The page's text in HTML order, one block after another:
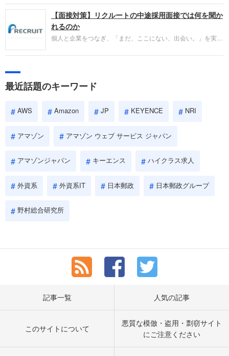
パーソンが利用する企業口コミサイト「キャリコ
ネ」の転職エージェントがお勧めするイチオシ企業
IBMです。採用面接対策の企業研究にご活用くださ
い。
【面接対策】リクルートの中途採用面接では何を聞か
れるのか
個人と企業をつなぎ、「まだ、ここにない、出会い。」を実現
やこれまでの成果を具体的に問われるほか、「人間性」も評価
しょう。
最近話題のキーワード
AWS Amazon JP KEYENCE NRI
アマゾン アマゾン ウェブ サービス ジャパン
アマゾンジャパン キーエンス ハイクラス求人
外資系 外資系IT 日本郵政 日本郵政グループ
野村総合研究所
記事一覧 人気の記事
このサイトについて
悪質な模倣・盗用・剽窃サイト
にご注意ください